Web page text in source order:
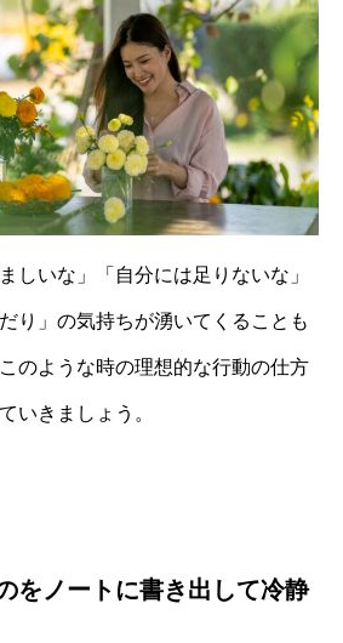
しいな」「自分には足りないな」
り」の気持ちが湧いてくることも
のような時の理想的な行動の仕方
いきましょう。
をノートに書き出して冷静